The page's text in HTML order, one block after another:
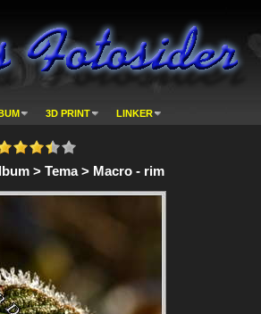
3D PRINT LINKER
> Tema > Macro - rim